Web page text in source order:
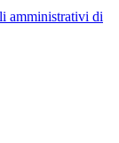
amministrativi di